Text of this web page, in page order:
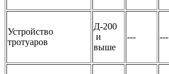
Устройство
тротуаров
Д-200
и
выше
--- ---